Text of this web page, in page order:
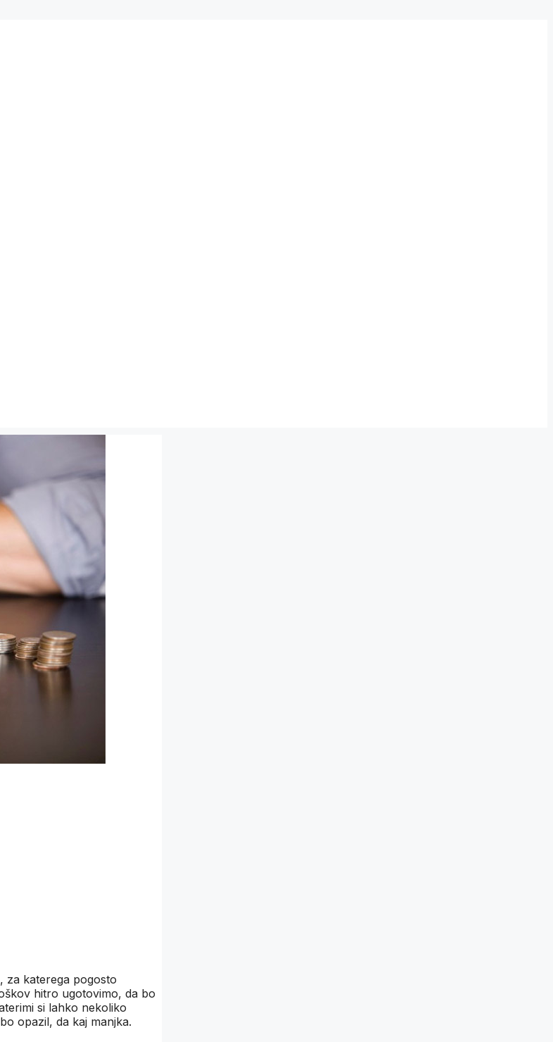
za katerega pogosto
hitro ugotovimo, da bo
si lahko nekoliko
opazil, da kaj manjka.